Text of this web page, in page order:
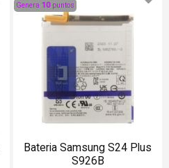
Genera 10puntos
Bateria Samsung S24 Plus
S926B